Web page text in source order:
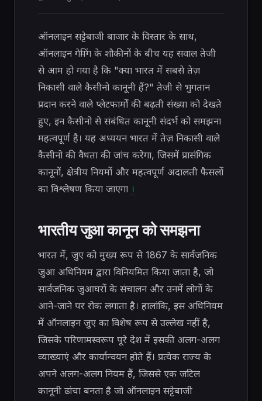
ऑनलाइन सट्टेबाजी बाजार के विस्तार के साथ,
ऑनलाइन गेमिंग के शौकीनों के बीच यह सवाल तेजी
से आम हो गया है कि "क्या भारत में सबसे तेज़
निकासी वाले कैसीनो कानूनी हैं?" तेजी से भुगतान
प्रदान करने वाले प्लेटफार्मों की बढ़ती संख्या को देखते
हुए, इन कैसीनो से संबंधित कानूनी संदर्भ को समझना
महत्वपूर्ण है। यह अध्ययन भारत में तेज़ निकासी वाले
कैसीनो की वैधता की जांच करेगा, जिसमें प्रासंगिक
कानूनों, क्षेत्रीय नियमों और महत्वपूर्ण अदालती फैसलों
का विश्लेषण किया जाएगा ।
भारतीय जुआ कानून को समझना
भारत में, जुए को मुख्य रूप से 1867 के सार्वजनिक
जुआ अधिनियम द्वारा विनियमित किया जाता है, जो
सार्वजनिक जुआघरों के संचालन और उनमें लोगों के
आने-जाने पर रोक लगाता है। हालांकि, इस अधिनियम
में ऑनलाइन जुए का विशेष रूप से उल्लेख नहीं है,
जिसके परिणामस्वरूप पूरे देश में इसकी अलग-अलग
व्याख्याएं और कार्यान्वयन होते हैं। प्रत्येक राज्य के
अपने अलग-अलग नियम हैं, जिससे एक जटिल
कानूनी ढांचा बनता है जो ऑनलाइन सट्टेबाजी